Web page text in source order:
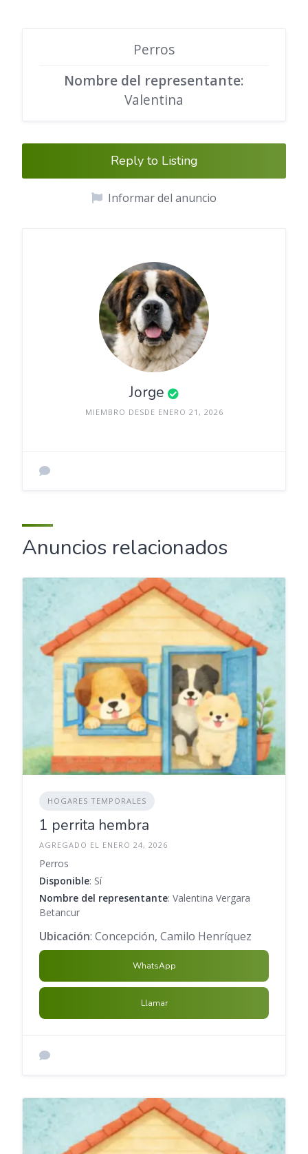
Perros
Nombre del representante:
Valentina
Reply to Listing
Informar del anuncio
Jorge
MIEMBRO DESDE ENERO 21, 2026
Anuncios relacionados
HOGARES TEMPORALES
1 perrita hembra
AGREGADO EL ENERO 24, 2026
Perros
Disponible: Sí
Nombre del representante: Valentina Vergara
Betancur
Ubicación: Concepción, Camilo Henríquez
WhatsApp
Llamar